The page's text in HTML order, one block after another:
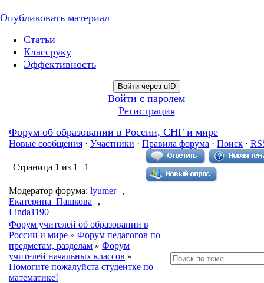
Опубликовать материал
Статьи
Классруку
Эффективность
Войти через uID
Войти с паролем
Регистрация
Форум об образовании в России, СНГ и мире
Новые сообщения · Участники · Правила форума · Поиск ·
Страница 1 из 1 1
Модератор форума: lyumer
,
Екатерина_Пашкова
,
Linda1190
Форум учителей об образовании в
России и мире » Форум педагогов по
предметам, разделам » Форум
учителей начальных классов »
Помогите пожалуйста студентке по
математике!